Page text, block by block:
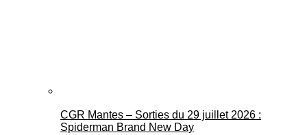
CGR Mantes – Sorties du 29 juillet 2026 :
Spiderman Brand New Day